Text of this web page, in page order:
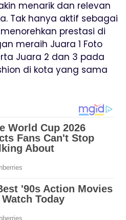
menarik dan relevan
Tak hanya aktif sebagai
prestasi di
meraih Juara 1 Foto
Juara 2 dan 3 pada
di kota yang sama